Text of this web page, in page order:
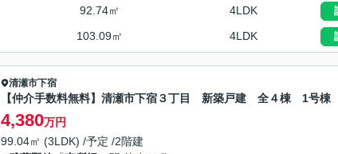
92.74㎡ 4LDK
103.09㎡ 4LDK
清瀬市下宿
【仲介手数料無料】清瀬市下宿３丁目 新築戸建 全４棟 1号棟
4,380万円
99.04㎡ (3LDK) /予定 /2階建